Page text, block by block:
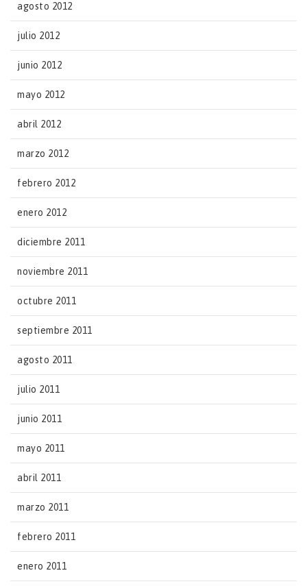
agosto 2012
julio 2012
junio 2012
mayo 2012
abril 2012
marzo 2012
febrero 2012
enero 2012
diciembre 2011
noviembre 2011
octubre 2011
septiembre 2011
agosto 2011
julio 2011
junio 2011
mayo 2011
abril 2011
marzo 2011
febrero 2011
enero 2011